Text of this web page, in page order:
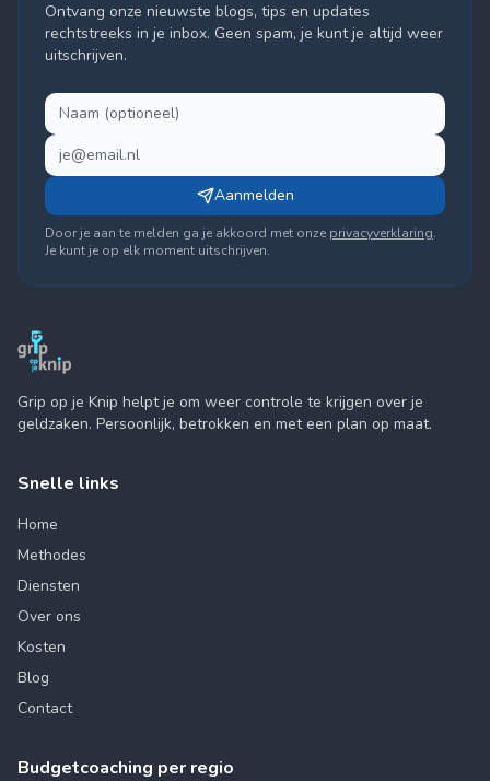
Ontvang onze nieuwste blogs, tips en updates
rechtstreeks in je inbox. Geen spam, je kunt je altijd weer
uitschrijven.
Aanmelden
Door je aan te melden ga je akkoord met onze privacyverklaring.
Je kunt je op elk moment uitschrijven.
Grip op je Knip helpt je om weer controle te krijgen over je
geldzaken. Persoonlijk, betrokken en met een plan op maat.
Snelle links
Home
Methodes
Diensten
Over ons
Kosten
Blog
Contact
Budgetcoaching per regio